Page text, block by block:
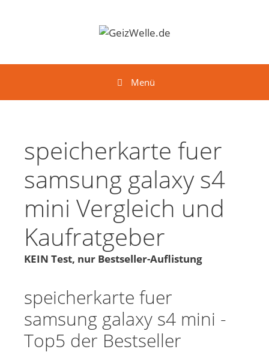
Menü
speicherkarte fuer
samsung galaxy s4
mini Vergleich und
Kaufratgeber
KEIN Test, nur Bestseller-Auflistung
speicherkarte fuer
samsung galaxy s4 mini -
Top5 der Bestseller